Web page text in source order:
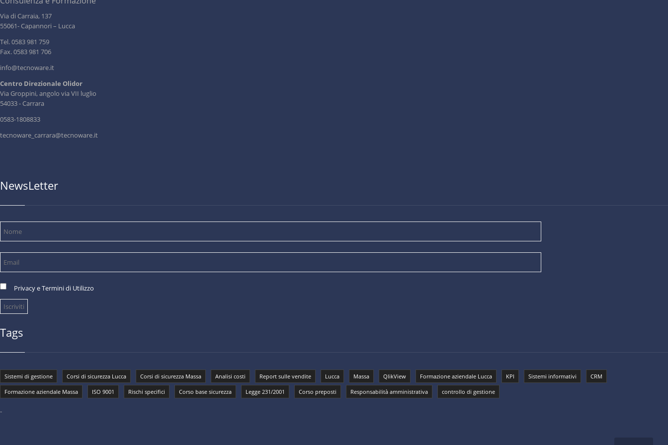
Via di Carraia, 137
55061- Capannori – Lucca
Tel. 0583 981 759
Fax. 0583 981 706
info@tecnoware.it
Centro Direzionale Olidor
Via Groppini, angolo via VII luglio
54033 - Carrara
0583-1808833
tecnoware_carrara@tecnoware.it
NewsLetter
Privacy e Termini di Utilizzo
Tags
Sistemi di gestione Corsi di sicurezza Lucca Corsi di sicurezza Massa Analisi costi Report sulle vendite Lucca Massa QlikView Formazione aziendale Lucca KPI Sistemi informativi CRM
Formazione aziendale Massa ISO 9001 Rischi specifici Corso base sicurezza Legge 231/2001 Corso preposti Responsabilità amministrativa controllo di gestione
-